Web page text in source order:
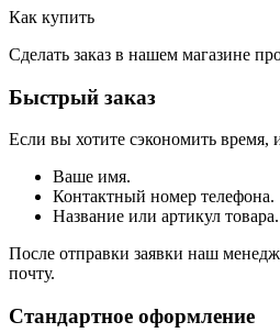
Как купить
Сделать заказ в нашем магазине
Быстрый заказ
Если вы хотите сэкономить
Ваше имя.
Контактный номер телефона.
Название или артикул товара.
После отправки заявки наш
почту.
Стандартное оформление